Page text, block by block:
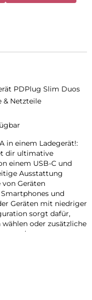
PDPlug Slim Duos
& Netzteile
in einem Ladegerät!:
dir ultimative
einem USB-C und
Ausstattung
Geräten
und
Geräten mit niedriger
sorgt dafür,
oder zusätzliche
modernen
deine Geräte stets